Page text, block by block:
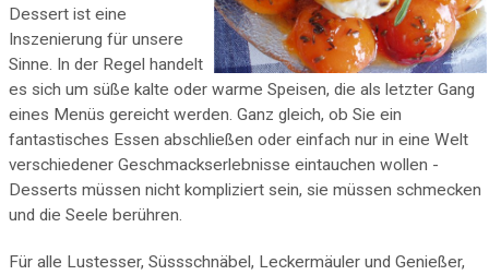
Dessert ist eine
Inszenierung für unsere
Sinne. In der Regel handelt
es sich um süße kalte oder warme Speisen, die als letzter Gang
eines Menüs gereicht werden. Ganz gleich, ob Sie ein
fantastisches Essen abschließen oder einfach nur in eine Welt
verschiedener Geschmackserlebnisse eintauchen wollen -
Desserts müssen nicht kompliziert sein, sie müssen schmecken
und die Seele berühren.
Für alle Lustesser, Süssschnäbel, Leckermäuler und Genießer,